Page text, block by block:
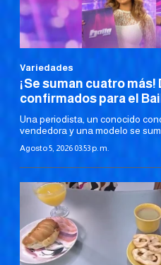
Variedades
¡Se suman cuatro
confirmados para el
Una periodista, un conocido
vendedora y una modelo se
Agosto 5, 2026 03:53 p. m.